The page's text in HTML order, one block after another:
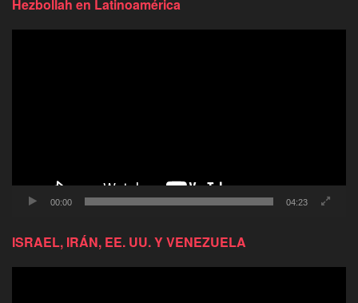
Hezbollah en Latinoamérica
00:00 04:23
ISRAEL, IRÁN, EE. UU. Y VENEZUELA